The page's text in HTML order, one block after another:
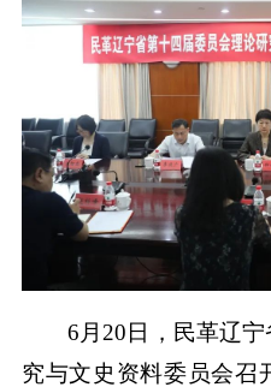
6月20日，民革辽
究与文史资料委员会召